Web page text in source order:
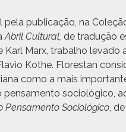
pela pub­li­cação, na
Abril Cul­tur­al, de tradução
Karl Marx, tra­bal­ho lev­a­do
Kothe. Flo­restan
como a mais
pen­sa­men­to soci­ológi­co,
Pen­sa­men­to Soci­ológi­co,